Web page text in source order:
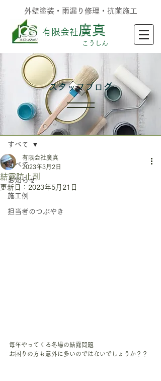
外壁塗装・雨漏り修理・抗菌施工
有限会社廣真
​こうしん
記事
すべて
お知らせ
施工例
担当者のつぶやき
すべて
結露防止剤
有限会社廣真
2023年3月2日
更新日： 2023年5月21日
毎年やってくる冬場の結露問題
お困りの方も意外に多いのではないでしょうか？？
​スタッフブログ